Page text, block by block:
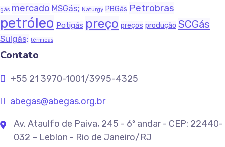
gás mercado MSGás; Naturgy PBGás Petrobras
petróleo Potigás preço preços produção SCGás
Sulgás; térmicas
Contato
+55 21 3970-1001/3995-4325
abegas@abegas.org.br
Av. Ataulfo de Paiva, 245 - 6º andar - CEP: 22440-
032 – Leblon - Rio de Janeiro/RJ